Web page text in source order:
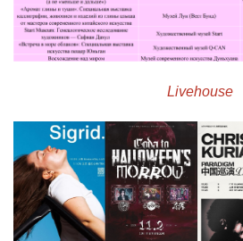
​Livehouse